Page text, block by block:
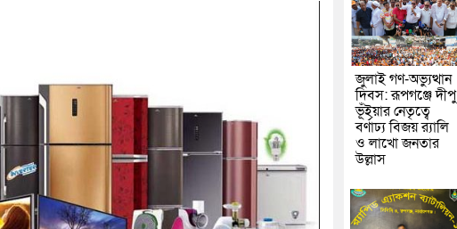
জুলাই গণ-অভ্যুত্থান
দিবস: রূপগঞ্জে দীপু
ভূঁইয়ার নেতৃত্বে
বর্ণাঢ্য বিজয় র‌্যালি
ও লাখো জনতার
উল্লাস